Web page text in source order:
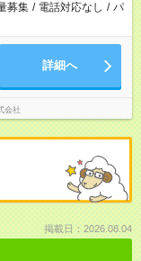
募集 / 電話対応なし / パ
詳細へ
会社
掲載日：2026.08.04